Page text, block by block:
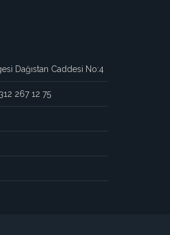
Dağıstan Caddesi No:4
267 12 75